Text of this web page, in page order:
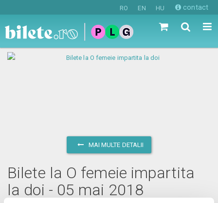
RO EN HU contact
MAI MULTE DETALII
Bilete la O femeie impartita
la doi - 05 mai 2018